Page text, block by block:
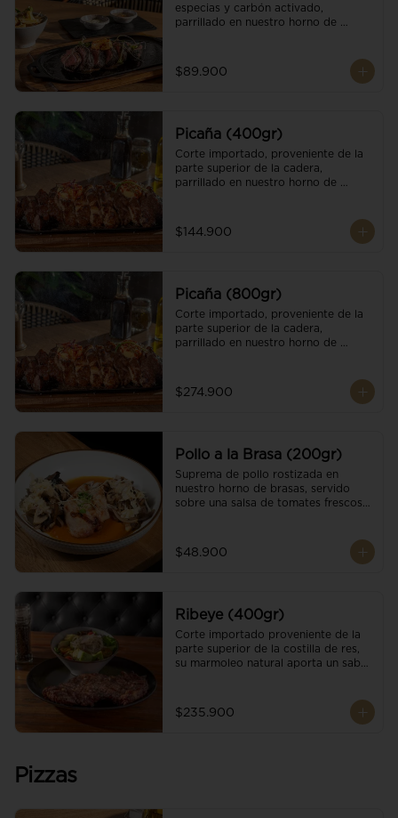
especias y carbón activado,
parrillado en nuestro horno de
mantequilla de ajo y pimientos.
Acompañado de salsa criolla y una
$89.900
Picaña (400gr)
Corte importado, proveniente de la
parte superior de la cadera,
parrillado en nuestro horno de
Acompañado de salsa criolla de la
casa.
$144.900
Picaña (800gr)
Corte importado, proveniente de la
parte superior de la cadera,
parrillado en nuestro horno de
Acompañado de salsa criolla de la
casa.
$274.900
Pollo a la Brasa (200gr)
Suprema de pollo rostizada en
nuestro horno de brasas, servido
sobre una salsa de tomates frescos y
$48.900
Ribeye (400gr)
Corte importado proveniente de la
parte superior de la costilla de res,
su marmoleo natural aporta un sabor
con cristales de sal y mantequilla de
ajo y pimientos. Acompañado de una
$235.900
Pizzas